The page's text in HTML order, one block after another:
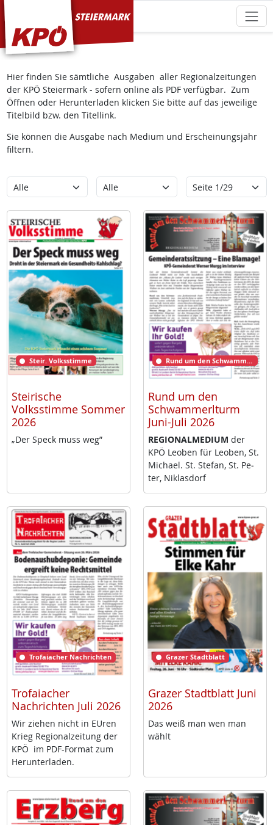
KPÖ Steiermark
Hier finden Sie sämtliche Ausgaben aller Regionalzeitungen
der KPÖ Steiermark - sofern online als PDF verfügbar. Zum
Öffnen oder Herunterladen klicken Sie bitte auf das jeweilige
Titelbild bzw. den Titellink.
Sie können die Ausgabe nach Medium und Erscheinungsjahr
filtern.
Kategorie Erscheinungsjahr Seite
Steir. Volksstimme
Steirische
Volksstimme Sommer
2026
„Der Speck muss weg”
Rund um den Schwammerlturm
Rund um den
Schwammerlturm
Juni-Juli 2026
RE­GIO­NAL­ME­DI­UM der
KPÖ Leo­ben für Leo­ben, St.
Mi­cha­el. St. Ste­fan, St. Pe­
ter, Niklas­dorf
Trofaiacher Nachrichten
Trofaiacher
Nachrichten Juli 2026
Wir zie­hen nicht in EU­ren
Krieg Re­gio­nal­zei­tung der
KPÖ im PDF-For­mat zum
Her­un­ter­la­den.
Grazer Stadtblatt
Grazer Stadtblatt Juni
2026
Das weiß man wen man
wählt